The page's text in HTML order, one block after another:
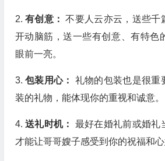
2. 有创意：不要人云亦云，送些千
开动脑筋，送一些有创意、有特色
眼前一亮。
3. 包装用心： 礼物的包装也是很重
装的礼物，能体现你的重视和诚意。
4. 送礼时机： 最好在婚礼前或婚礼
才能让哥哥嫂子感受到你的祝福和心